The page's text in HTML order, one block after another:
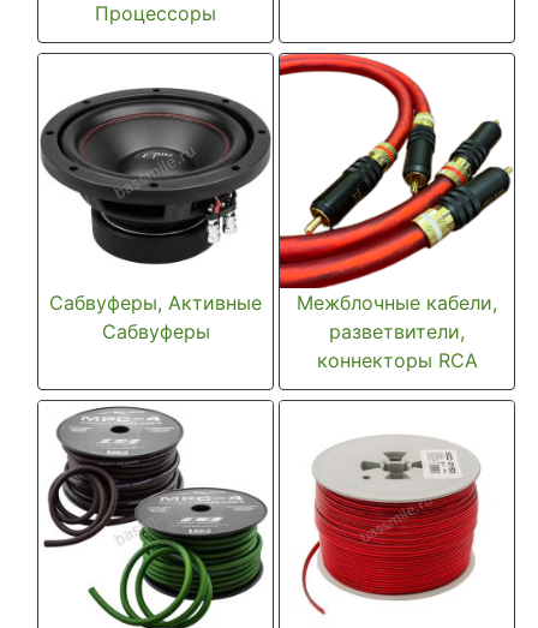
Процессоры
Сабвуферы, Активные
Сабвуферы
Межблочные кабели,
разветвители,
коннекторы RCA